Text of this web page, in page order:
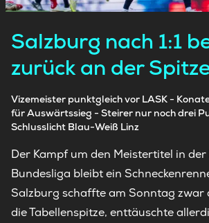
Salzburg nach 1:1
zurück an der
Vizemeister punktgleich vor LASK -
für Auswärtssieg - Steirer nur noch drei
Schlusslicht Blau-Weiß Linz
Der Kampf um den Meistertitel in
Bundesliga bleibt ein
Salzburg schaffte am Sonntag zwar
die Tabellenspitze, enttäuschte